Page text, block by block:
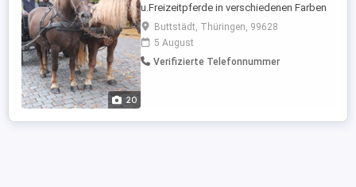
20
u.Freizeitpferde in verschiedenen Farben
Größen sowie Ponys Reitponys Esel und
Maultiere. Weiterhin im Angebot neue
Kutschen, Wagonetten, Planwagen usw.
Bei Interesse bitte anrufen,keine Mails!
Buttstädt, Thüringen, 99628
5 August
Verifizierte Telefonnummer